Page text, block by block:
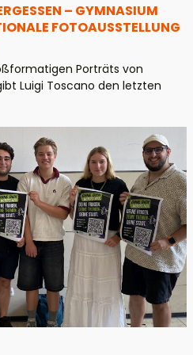
– GYMNASIUM
FOTOAUSSTELLUNG
Porträts von
Luigi Toscano den letzten